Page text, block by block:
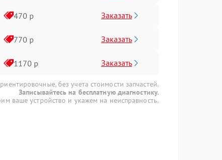
470 р Заказать
770 р Заказать
1170 р Заказать
без учета стоимости запчастей.
Записывайтесь на бесплатную диагностику.
ваше устройство и укажем на неисправность.